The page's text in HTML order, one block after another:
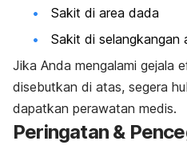
Sakit di area dada
Sakit di selangkangan
Jika Anda mengalami gejala
disebutkan di atas, segera
dapatkan perawatan medis.
Peringatan &